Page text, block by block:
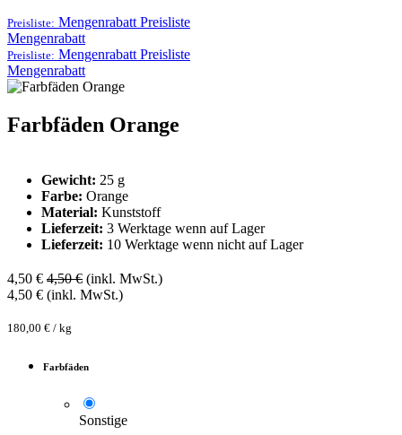
Preisliste: Mengenrabatt Preisliste
Mengenrabatt
Preisliste: Mengenrabatt Preisliste
Mengenrabatt
Farbfäden Orange
Gewicht: 25 g
Farbe: Orange
Material: Kunststoff
Lieferzeit: 3 Werktage wenn auf Lager
Lieferzeit: 10 Werktage wenn nicht auf Lager
4,50 € 4,50€ (inkl. MwSt.)
4,50 € (inkl. MwSt.)
180,00 € / kg
Farbfäden
Sonstige